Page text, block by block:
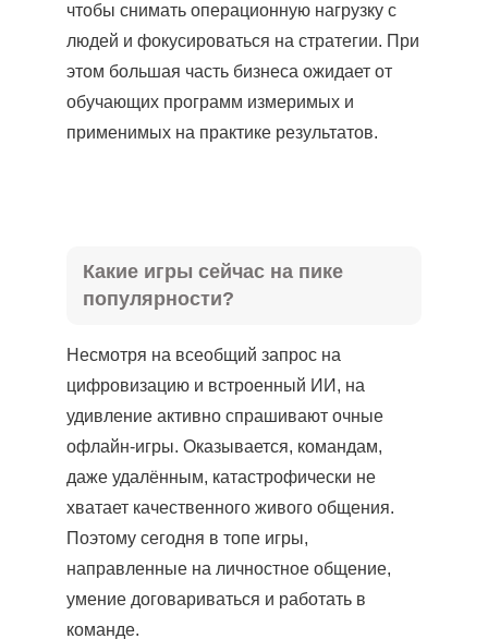
чтобы снимать операционную нагрузку с
людей и фокусироваться на стратегии. При
этом большая часть бизнеса ожидает от
обучающих программ измеримых и
применимых на практике результатов.
Какие игры сейчас на пике
популярности?
Несмотря на всеобщий запрос на
цифровизацию и встроенный ИИ, на
удивление активно спрашивают очные
офлайн-игры. Оказывается, командам,
даже удалённым, катастрофически не
хватает качественного живого общения.
Поэтому сегодня в топе игры,
направленные на личностное общение,
умение договариваться и работать в
команде.